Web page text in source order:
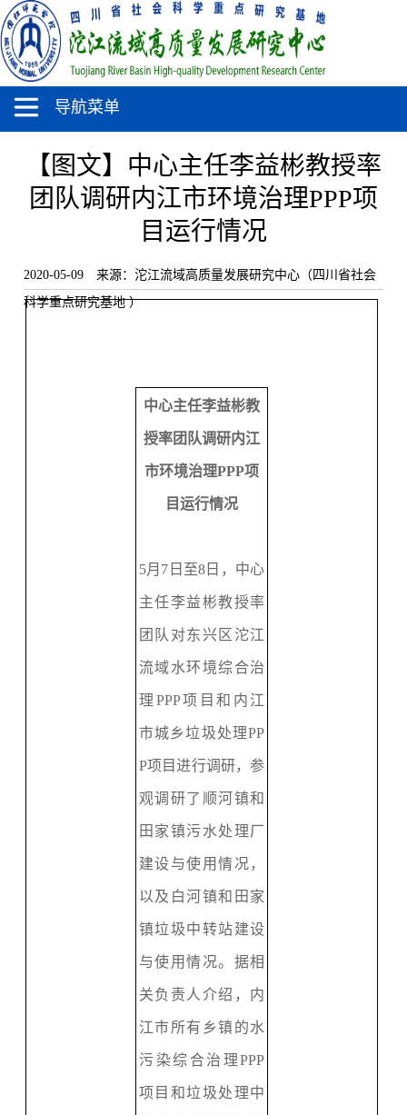
导航菜单
【图文】中心主任李益彬教授率
团队调研内江市环境治理PPP项
目运行情况
2020-05-09
来源：沱江流域高质量发展研究中心（四川省社会
科学重点研究基地 ）
中心主任李益彬教
授率团队调研内江
市环境治理PPP项
目运行情况
5月7日至8日，中心
主任李益彬教授率
团队对东兴区沱江
流域水环境综合治
理PPP项目和内江
市城乡垃圾处理PP
P项目进行调研，参
观调研了顺河镇和
田家镇污水处理厂
建设与使用情况，
以及白河镇和 田家
镇垃圾中转站建设
与使用情况。据相
关负责人介绍，内
江市所有乡镇的水
污染综合治理PPP
项目和垃圾处理中